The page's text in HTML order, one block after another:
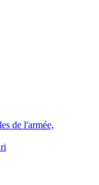
de l'armée,